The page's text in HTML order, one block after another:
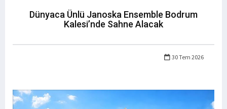
Dünyaca Ünlü Janoska Ensemble Bodrum
Kalesi’nde Sahne Alacak
30 Tem 2026